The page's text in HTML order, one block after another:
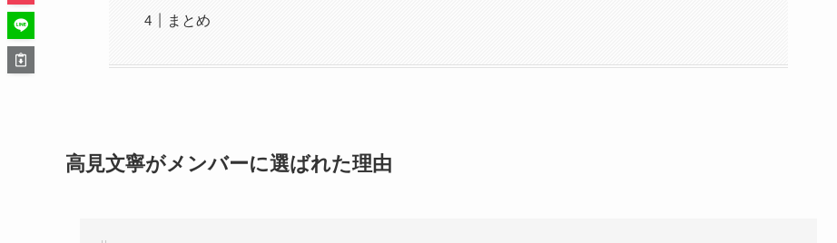
まとめ
高見文寧がメンバーに選ばれた理由